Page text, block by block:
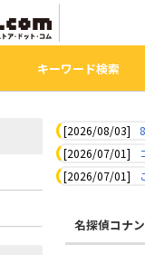
キーワード検索
[2026/08/03]
[2026/07/01]
[2026/07/01]
名探偵コナン